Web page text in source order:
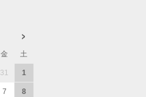
金 土
31 1
7 8